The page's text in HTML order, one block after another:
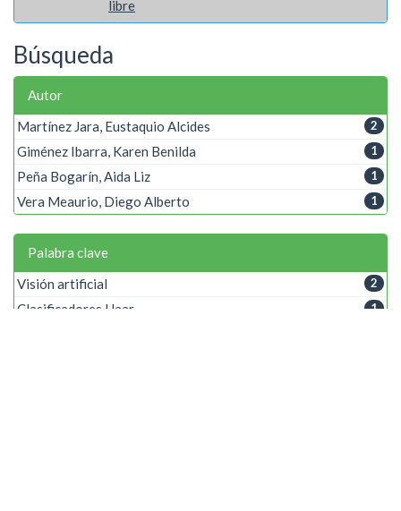
libre
Búsqueda
Autor
2
Martínez Jara, Eustaquio Alcides
1
Giménez Ibarra, Karen Benilda
1
Peña Bogarín, Aida Liz
1
Vera Meaurio, Diego Alberto
Palabra clave
2
Visión artificial
1
Clasificadores Haar